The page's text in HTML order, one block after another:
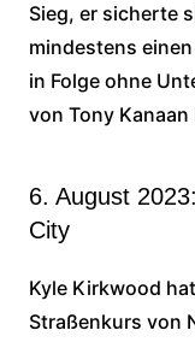
Sieg, er sicherte
mindestens
in Folge ohne
von Tony Kanaan
6. August
City
Kyle Kirkwood
Straßenkurs von